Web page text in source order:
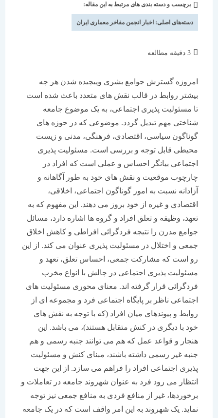
شده
است:
برچسب و دسته بندی های مرتبط به این مقاله:
دسته‌های اصلی:اخبار انجمن مفاخر معماری ایران
امروزه گسترش جوامع بشری وپیچیده شدن هر چه
بیشتر روابط در قالب نقش های متعدد باعث شده است
تا مسئولیت پذیری اجتماعی، به یک موضوع جامعه
شناختی مهم تبدیل گردد. موضوعی که در حوزه های
گوناگون سیاسی، اقتصادی، فرهنگی، مدنی و زیست
محیطی قابل توجه و بررسی است. مسئولیت پذیری
اجتماعی بیانگر احساس و عملی است که افراد در
چارچوب موقعیت و نقش های خود به طور آگاهانه و
آزادانه نسبت به امور گوناگون اجتماعی، اخلاقی،
اقتصادی و غیره از خود بروز می دهند. این مفهوم که به
تعهد، وظیفه و تعلق افراد و گروه ها اشاره دارد، مسائل
جوامع مدرن را نتیجه فردگرائی افراطی و کاهش اخلاق
جمعی و اختلال در مسئولیت پذیری عنوان می کند. از این
رو است که مشارکت جمعی، احساس تعلق، تعهد و
مسئولیت پذیری اجتماعی در چالش با انواع مخرب
فردگرائی قرار گرفته اند. معنای محوری مسئولیت های
اجتماعی ناظر بر پایگاه اجتماعی فرد و مجموعه ای از
روابط و پیوندهای میان افراد (که با توجه به نقش های
خود با دیگری در کنش متقابل هستند)، می باشد. این
هنجار و قواعد عمل که هم می توانند جنبه رسمی و هم
جنبه غیر رسمی داشته باشند، مبنای کنش و مسئولیت
پذیری اجتماعی افراد را فراهم می سازد. از این جهت
انتظار می رود فرد به عنوان شهروند جامعه در تعاملات و
برخوردها، غیر از منافع فردی به منافع جمعی نیز توجه
نماید. یک شهروند به این امر واقف است که در یک جامعه